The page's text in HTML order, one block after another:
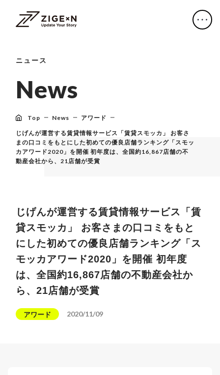
ニュース
News
Top News アワード
じげんが運営する賃貸情報サービス「賃貸スモッカ」 お客さ
まの口コミをもとにした初めての優良店舗ランキング「スモッ
カアワード2020」を開催 初年度は、全国約16,867店舗の不
動産会社から、21店舗が受賞
じげんが運営する賃貸情報サービス「賃
貸スモッカ」 お客さまの口コミをもと
にした初めての優良店舗ランキング「ス
モッカアワード2020」を開催 初年度
は、全国約16,867店舗の不動産会社か
ら、21店舗が受賞
アワード 2020/11/09